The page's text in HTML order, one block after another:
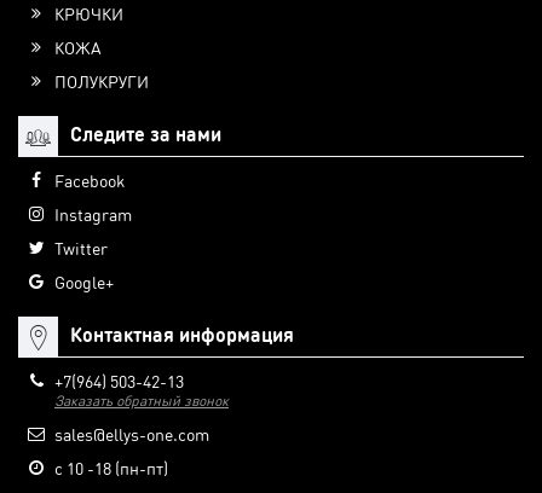
КРЮЧКИ
КОЖА
ПОЛУКРУГИ
Следите за нами
Facebook
Instagram
Twitter
Google+
Контактная информация
+7(964) 503-42-13
Заказать обратный звонок
sales@ellys-one.com
с 10 -18 (пн-пт)